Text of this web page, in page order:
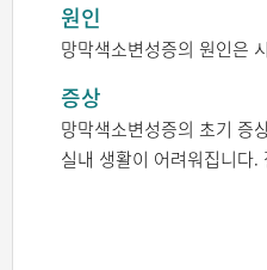
원인
망막색소변성증의 원인은
증상
망막색소변성증의 초기 증
실내 생활이 어려워집니다